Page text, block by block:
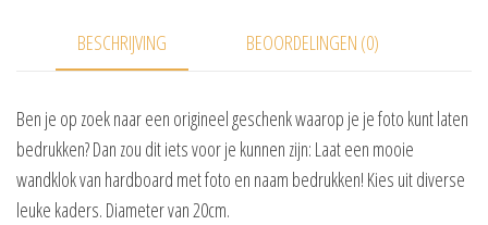
BESCHRIJVING BEOORDELINGEN (0)
Ben je op zoek naar een origineel geschenk waarop je je foto kunt laten
bedrukken? Dan zou dit iets voor je kunnen zijn: Laat een mooie
wandklok van hardboard met foto en naam bedrukken! Kies uit diverse
leuke kaders. Diameter van 20cm.